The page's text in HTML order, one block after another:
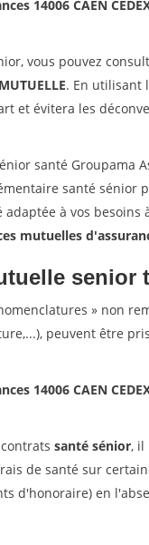
14006 CAEN
vous pouvez
. En utilisant
et évitera les
santé Groupama
santé sénior
à vos besoins
mutuelles
senior
» non
peuvent être
14006 CAEN
santé sénior, il
de santé sur
d'honoraire) en